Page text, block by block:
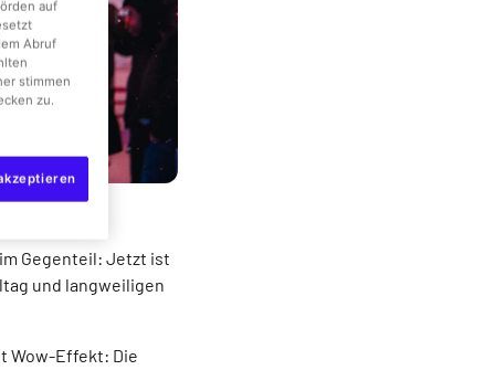
echten
Gegenteil: Jetzt ist
und langweiligen
Wow-Effekt: Die
auf
Abruf
stimmen
zu.